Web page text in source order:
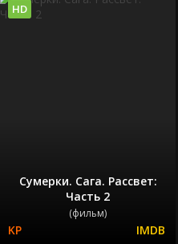
Сумерки. Сага. Рассвет:
Часть 2
(фильм)
HD